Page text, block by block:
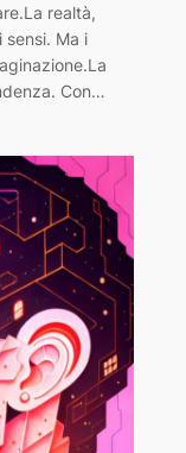
realtà,
Ma i
Con…